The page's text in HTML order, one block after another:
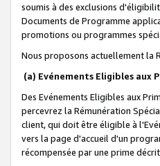
soumis à des exclusions
Documents de Programme
promotions ou programmes
Nous proposons actuellement la
(a) Evénements Eligibles aux
Des Evénements Eligibles aux
percevrez la Rémunération
client, qui doit être éligible à
vers la page d'accueil d'un
récompensée par une prime